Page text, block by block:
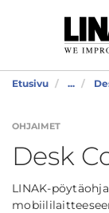
Etusivu ...
OHJAIMET
Desk
LINAK-